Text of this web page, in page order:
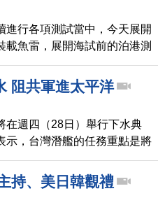
進行各項測試當中，今天展開
載魚雷，展開海試前的泊港測
擾槍，避免空拍機侵入，海軍
不明機具從海底侵擾。
阻共軍進太平洋
在週四（28日）舉行下水典
示，台灣潛艦的任務重點是將
太平洋。
持、美日韓觀禮